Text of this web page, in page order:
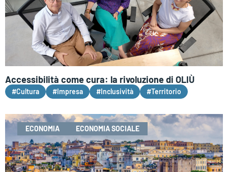
Accessibilità come cura: la rivoluzione di OLIÙ
#Cultura #Impresa #Inclusività #Territorio
ECONOMIA ECONOMIA SOCIALE